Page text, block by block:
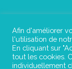
Afin d'améliorer
l'utilisation de
En cliquant sur
tout les cookies.
individuellement